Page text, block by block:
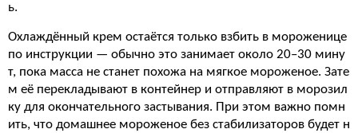
ь.
Охлаждённый крем остаётся только взбить в мороженице
по инструкции — обычно это занимает около 20–30 мину
т, пока масса не станет похожа на мягкое мороженое. Зате
м её перекладывают в контейнер и отправляют в морозил
ку для окончательного застывания. При этом важно помн
ить, что домашнее мороженое без стабилизаторов будет н